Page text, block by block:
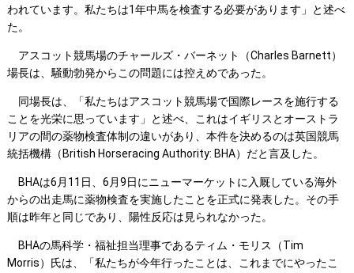
われています。私たちは1年中馬を検査する必要があります」と述べ
た。
アスコット競馬場のチャールズ・バーネット（Charles Barnett）
場長は、騒動勃発からこの問題には控えめであった。
同場長は、「私たちはアスコット競馬場で国際レースを施行する
ことを光栄に思っています」と述べ、これはイギリスとオーストラ
リアの間の薬物検査体制の違いがあり、本件を決めるのは英国競馬
統括機構（British Horseracing Authority: BHA）だと言及した。
BHAは6月11日、6月9日にニューマーケットに入厩している海外
からの出走馬に薬物検査を実施したことを正式に発表した。その手
順は昨年と同じであり、陽性反応は見られなかった。
BHAの馬科学・福祉担当理事であるティム・モリス（Tim
Morris）氏は、「私たちが今年行ったことは、これまでにやったこ